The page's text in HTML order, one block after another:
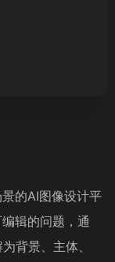
的AI图像设计平
辑的问题，通
背景、主体、